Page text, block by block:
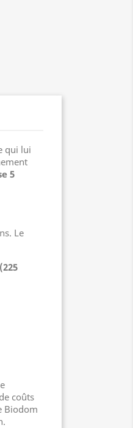
qui lui
5
Le
coûts
Biodom